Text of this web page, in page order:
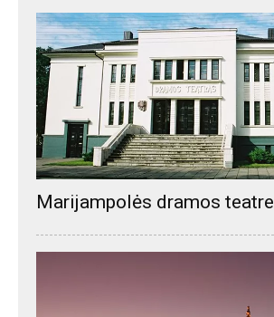
Marijampolės dramos teatre